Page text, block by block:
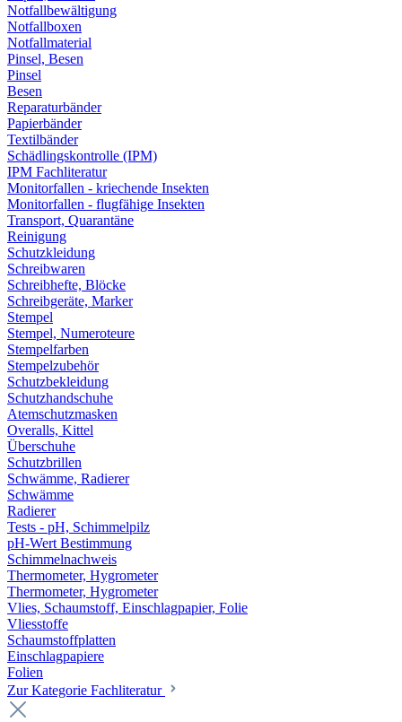
Notfallbewältigung
Notfallboxen
Notfallmaterial
Pinsel, Besen
Pinsel
Besen
Reparaturbänder
Papierbänder
Textilbänder
Schädlingskontrolle (IPM)
IPM Fachliteratur
Monitorfallen - kriechende Insekten
Monitorfallen - flugfähige Insekten
Transport, Quarantäne
Reinigung
Schutzkleidung
Schreibwaren
Schreibhefte, Blöcke
Schreibgeräte, Marker
Stempel
Stempel, Numeroteure
Stempelfarben
Stempelzubehör
Schutzbekleidung
Schutzhandschuhe
Atemschutzmasken
Overalls, Kittel
Überschuhe
Schutzbrillen
Schwämme, Radierer
Schwämme
Radierer
Tests - pH, Schimmelpilz
pH-Wert Bestimmung
Schimmelnachweis
Thermometer, Hygrometer
Thermometer, Hygrometer
Vlies, Schaumstoff, Einschlagpapier, Folie
Vliesstoffe
Schaumstoffplatten
Einschlagpapiere
Folien
Zur Kategorie Fachliteratur